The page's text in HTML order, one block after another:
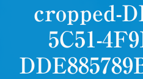
cropped-
5C51-